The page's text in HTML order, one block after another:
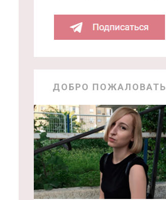
ДОБРО ПОЖАЛОВАТЬ